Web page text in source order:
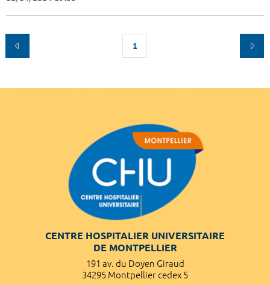
1
CENTRE HOSPITALIER UNIVERSITAIRE
DE MONTPELLIER
191 av. du Doyen Giraud
34295 Montpellier cedex 5